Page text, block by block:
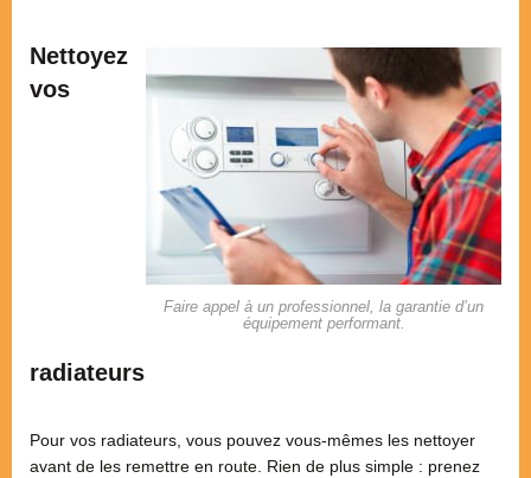
Faire appel à un professionnel, la garantie d’un
équipement performant.
Nettoyez
vos
radiateurs
Pour vos radiateurs, vous pouvez vous-mêmes les nettoyer
avant de les remettre en route. Rien de plus simple : prenez